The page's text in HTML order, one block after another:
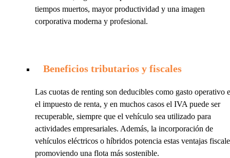
tiempos muertos, mayor productividad y una imagen
corporativa moderna y profesional.
Beneficios tributarios y fiscales
Las cuotas de renting son deducibles como gasto operativo
el impuesto de renta, y en muchos casos el IVA puede ser
recuperable, siempre que el vehículo sea utilizado para
actividades empresariales. Además, la incorporación de
vehículos eléctricos o híbridos potencia estas ventajas
promoviendo una flota más sostenible.